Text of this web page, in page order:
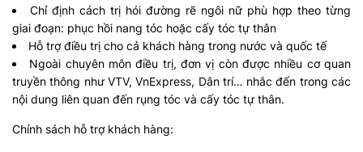
Chỉ định cách trị hói đường rẽ ngôi nữ phù hợp theo từng
giai đoạn: phục hồi nang tóc hoặc cấy tóc tự thân
Hỗ trợ điều trị cho cả khách hàng trong nước và quốc tế
Ngoài chuyên môn điều trị, đơn vị còn được nhiều cơ quan
truyền thông như VTV, VnExpress, Dân trí… nhắc đến trong các
nội dung liên quan đến rụng tóc và cấy tóc tự thân.
Chính sách hỗ trợ khách hàng: